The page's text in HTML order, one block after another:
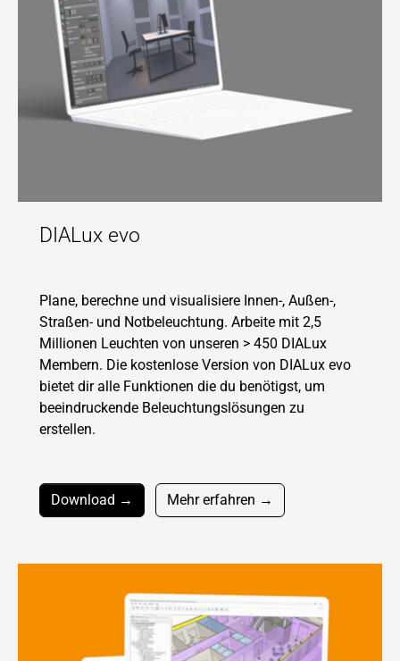
DIALux evo
Plane, berechne und visualisiere Innen-, Außen-,
Straßen- und Notbeleuchtung. Arbeite mit 2,5
Millionen Leuchten von unseren > 450 DIALux
Membern. Die kostenlose Version von DIALux evo
bietet dir alle Funktionen die du benötigst, um
beeindruckende Beleuchtungslösungen zu
erstellen.
Download → Mehr erfahren →